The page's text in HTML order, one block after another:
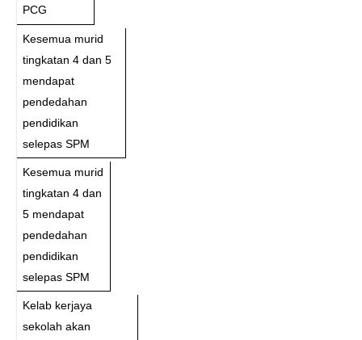
PCG
Kesemua murid
tingkatan 4 dan 5
mendapat
pendedahan
pendidikan
selepas SPM
Kesemua murid
tingkatan 4 dan
5 mendapat
pendedahan
pendidikan
selepas SPM
Kelab kerjaya
sekolah akan